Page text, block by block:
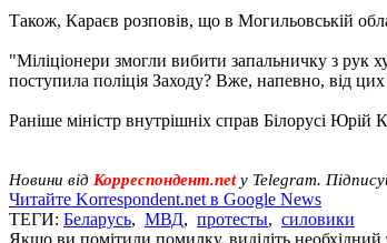
Також, Караєв розповів, що в Могильовській
"Міліціонери змогли вибити запальничку з рук
поступила поліція Заходу? Вже, напевно, від
Раніше міністр внутрішніх справ Білорусі Юрій
Новини від Корреспондент.netу Telegram.
Читайте Korrespondent.net в Google News
ТЕГИ: Беларусь, МВД, протесты, силовики
Якщо ви помітили помилку, виділіть